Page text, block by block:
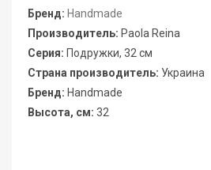
Бренд: Handmade
Производитель: Paola Reina
Серия: Подружки, 32 см
Страна производитель: Украина
Бренд: Handmade
Высота, см: 32